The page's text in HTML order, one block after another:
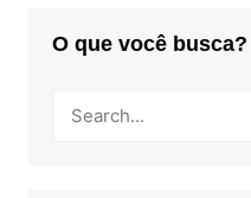
O que você busca?